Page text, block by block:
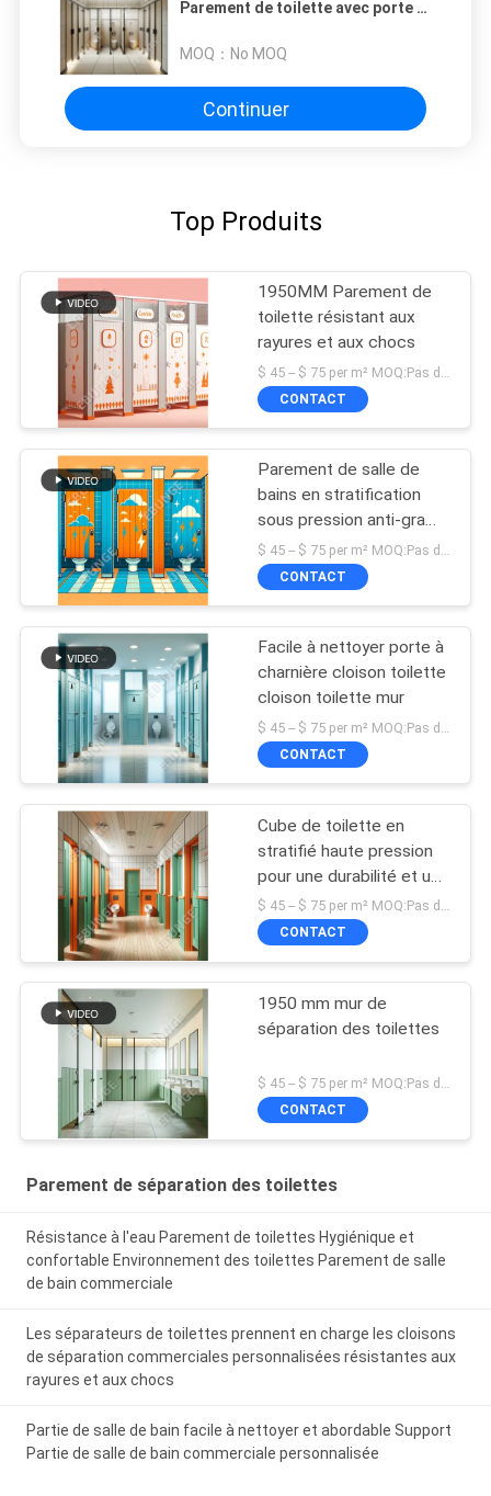
Parement de toilette avec porte à
MOQ： No MOQ
Continuer
Top Produits
1950MM Parement de
toilette résistant aux
rayures et aux chocs
$ 45 -- $ 75 per m² MOQ:Pas de MOQ
CONTACT
Parement de salle de
bains en stratification
sous pression anti-graffiti
monté au sol
$ 45 -- $ 75 per m² MOQ:Pas de MOQ
CONTACT
Facile à nettoyer porte à
charnière cloison toilette
cloison toilette mur
$ 45 -- $ 75 per m² MOQ:Pas de MOQ
CONTACT
Cube de toilette en
stratifié haute pression
pour une durabilité et une
résistance aux rayures
$ 45 -- $ 75 per m² MOQ:Pas de MOQ
CONTACT
1950 mm mur de
séparation des toilettes
$ 45 -- $ 75 per m² MOQ:Pas de MOQ
CONTACT
Parement de séparation des toilettes
Résistance à l'eau Parement de toilettes Hygiénique et
confortable Environnement des toilettes Parement de salle
de bain commerciale
Les séparateurs de toilettes prennent en charge les cloisons
de séparation commerciales personnalisées résistantes aux
rayures et aux chocs
Partie de salle de bain facile à nettoyer et abordable Support
Partie de salle de bain commerciale personnalisée